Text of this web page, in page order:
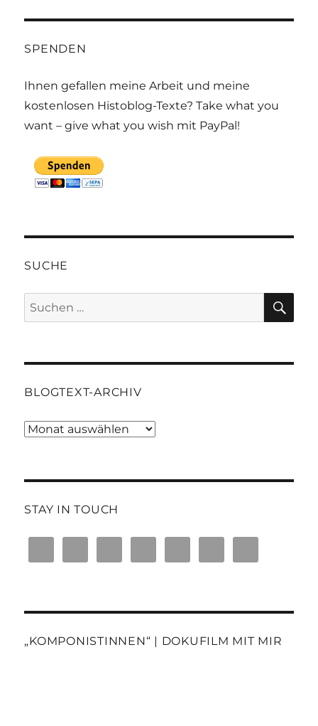
SPENDEN
Ihnen gefallen meine Arbeit und meine
kostenlosen Histoblog-Texte? Take what you
want – give what you wish mit PayPal!
SUCHE
Suchen
nach:
BLOGTEXT-ARCHIV
Blogtext-
STAY IN TOUCH
„KOMPONISTINNEN“ | DOKUFILM MIT MIR